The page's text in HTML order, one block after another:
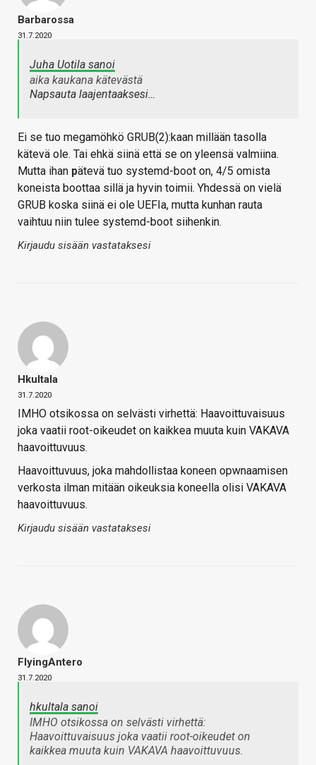
Barbarossa
31.7.2020
Juha Uotila sanoi
aika kaukana kätevästä
Napsauta laajentaaksesi…
Ei se tuo megamöhkö GRUB(2):kaan millään tasolla
kätevä ole. Tai ehkä siinä että se on yleensä valmiina.
Mutta ihan pätevä tuo systemd-boot on, 4/5 omista
koneista boottaa sillä ja hyvin toimii. Yhdessä on vielä
GRUB koska siinä ei ole UEFIa, mutta kunhan rauta
vaihtuu niin tulee systemd-boot siihenkin.
Kirjaudu sisään vastataksesi
Hkultala
31.7.2020
IMHO otsikossa on selvästi virhettä: Haavoittuvaisuus
joka vaatii root-oikeudet on kaikkea muuta kuin VAKAVA
haavoittuvuus.
Haavoittuvuus, joka mahdollistaa koneen opwnaamisen
verkosta ilman mitään oikeuksia koneella olisi VAKAVA
haavoittuvuus.
Kirjaudu sisään vastataksesi
FlyingAntero
31.7.2020
hkultala sanoi
IMHO otsikossa on selvästi virhettä:
Haavoittuvaisuus joka vaatii root-oikeudet on
kaikkea muuta kuin VAKAVA haavoittuvuus.